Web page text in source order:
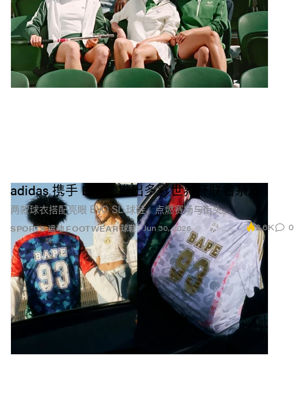
SPORTS 运动 FOOTWEAR 球鞋
adidas 携手 BAPE 推出多彩世界杯联名系列
两款球衣搭配亮眼 EVO SL 球鞋，点燃赛场与街头。
Jun 30, 2026 2.6K 0